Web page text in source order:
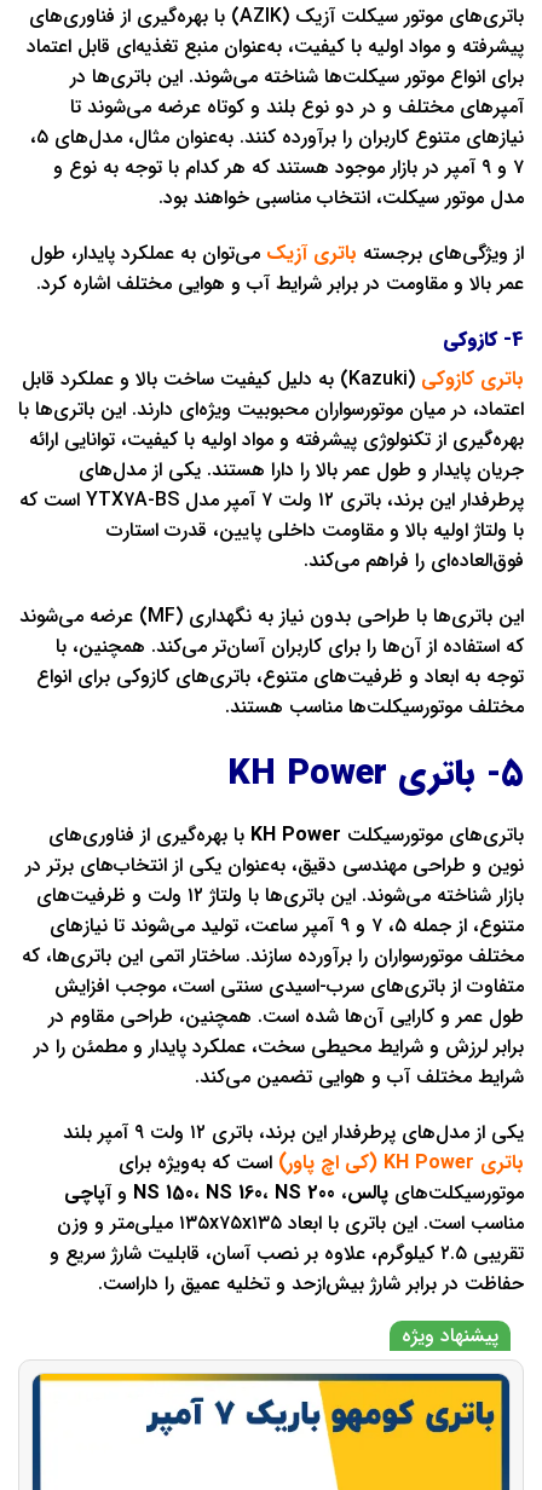
باتری‌های موتور سیکلت آزیک (AZIK) با بهره‌گیری از فناوری‌های
پیشرفته و مواد اولیه با کیفیت، به‌عنوان منبع تغذیه‌ای قابل اعتماد
برای انواع موتور سیکلت‌ها شناخته می‌شوند. این باتری‌ها در
آمپرهای مختلف و در دو نوع بلند و کوتاه عرضه می‌شوند تا
نیازهای متنوع کاربران را برآورده کنند. به‌عنوان مثال، مدل‌های ۵،
۷ و ۹ آمپر در بازار موجود هستند که هر کدام با توجه به نوع و
مدل موتور سیکلت، انتخاب مناسبی خواهند بود.
از ویژگی‌های برجسته باتری آزیک می‌توان به عملکرد پایدار، طول
عمر بالا و مقاومت در برابر شرایط آب و هوایی مختلف اشاره کرد.
4- کازوکی
باتری‌ کازوکی
(Kazuki) به دلیل کیفیت ساخت بالا و عملکرد قابل
اعتماد، در میان موتورسواران محبوبیت ویژه‌ای دارند. این باتری‌ها با
بهره‌گیری از تکنولوژی پیشرفته و مواد اولیه با کیفیت، توانایی ارائه
جریان پایدار و طول عمر بالا را دارا هستند. یکی از مدل‌های
پرطرفدار این برند، باتری ۱۲ ولت ۷ آمپر مدل YTX7A-BS است که
با ولتاژ اولیه بالا و مقاومت داخلی پایین، قدرت استارت
فوق‌العاده‌ای را فراهم می‌کند.
این باتری‌ها با طراحی بدون نیاز به نگهداری (MF) عرضه می‌شوند
که استفاده از آن‌ها را برای کاربران آسان‌تر می‌کند. همچنین، با
توجه به ابعاد و ظرفیت‌های متنوع، باتری‌های کازوکی برای انواع
مختلف موتورسیکلت‌ها مناسب هستند.
5- باتری KH Power
باتری‌های موتورسیکلت KH Power با بهره‌گیری از فناوری‌های
نوین و طراحی مهندسی دقیق، به‌عنوان یکی از انتخاب‌های برتر در
بازار شناخته می‌شوند. این باتری‌ها با ولتاژ ۱۲ ولت و ظرفیت‌های
متنوع، از جمله ۵، ۷ و ۹ آمپر ساعت، تولید می‌شوند تا نیازهای
مختلف موتورسواران را برآورده سازند. ساختار اتمی این باتری‌ها، که
متفاوت از باتری‌های سرب-اسیدی سنتی است، موجب افزایش
طول عمر و کارایی آن‌ها شده است. همچنین، طراحی مقاوم در
برابر لرزش و شرایط محیطی سخت، عملکرد پایدار و مطمئن را در
شرایط مختلف آب و هوایی تضمین می‌کند.
یکی از مدل‌های پرطرفدار این برند، باتری ۱۲ ولت ۹ آمپر بلند
باتری KH Power (کی اچ پاور)
است که به‌ویژه برای
موتورسیکلت‌های پالس، NS 150، NS 160، NS 200 وآپاچی
مناسب است. این باتری با ابعاد ۱۳۵x۷۵x۱۳۵ میلی‌متر و وزن
تقریبی ۲.۵ کیلوگرم، علاوه بر نصب آسان، قابلیت شارژ سریع و
حفاظت در برابر شارژ بیش‌ازحد و تخلیه عمیق را داراست.
پیشنهاد ویژه